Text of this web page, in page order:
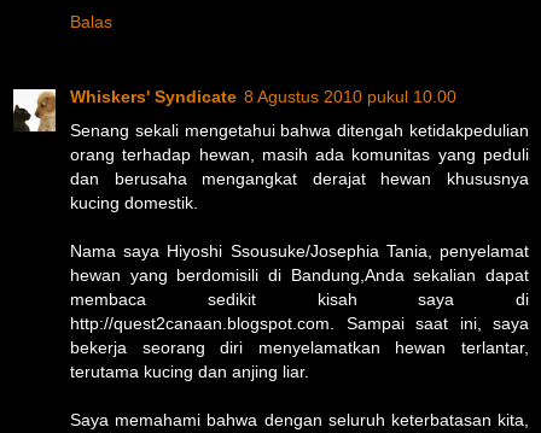
Balas
Whiskers' Syndicate 8 Agustus 2010 pukul 10.00
Senang sekali mengetahui bahwa ditengah ketidakpedulian
orang terhadap hewan, masih ada komunitas yang peduli
dan berusaha mengangkat derajat hewan khususnya
kucing domestik.
Nama saya Hiyoshi Ssousuke/Josephia Tania, penyelamat
hewan yang berdomisili di Bandung,Anda sekalian dapat
membaca sedikit kisah saya di
http://quest2canaan.blogspot.com. Sampai saat ini, saya
bekerja seorang diri menyelamatkan hewan terlantar,
terutama kucing dan anjing liar.
Saya memahami bahwa dengan seluruh keterbatasan kita,